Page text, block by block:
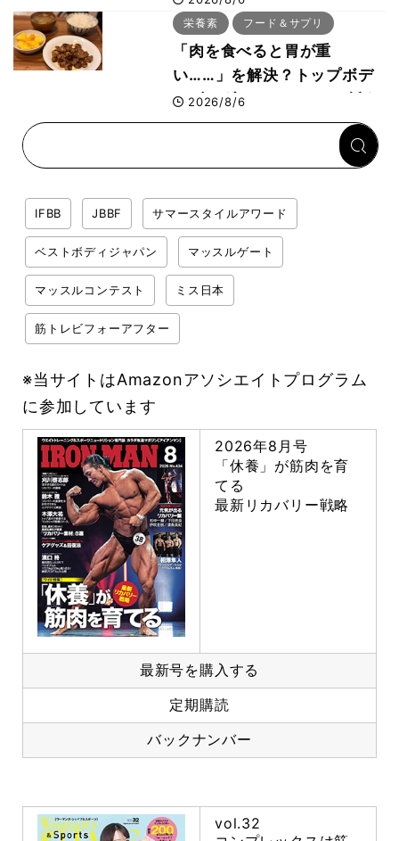
ー活用法
栄養素 フード＆サプリ
「肉を食べると胃が重
い……」を解決？トップボデ
ィビルダーのリカバリー飯を
専門家がロジカル解説
2026/8/6
IFBB JBBF サマースタイルアワード
ベストボディジャパン マッスルゲート
マッスルコンテスト ミス日本
筋トレビフォーアフター
※当サイトはAmazonアソシエイトプログラム
に参加しています
2026年8月号
「休養」が筋肉を育
てる
最新リカバリー戦略
最新号を購入する
定期購読
バックナンバー
vol.32